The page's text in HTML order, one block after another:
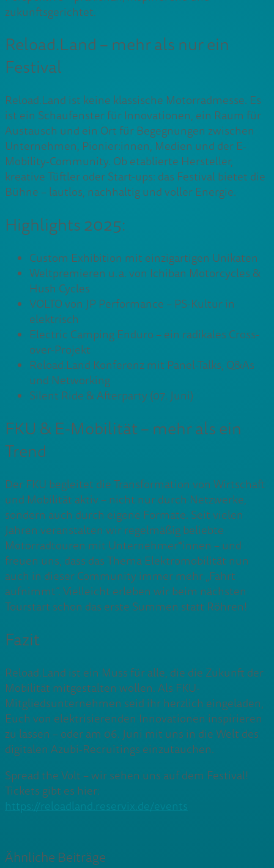
zukunftsgerichtet.
Reload.Land – mehr als nur ein
Festival
Reload.Land ist keine klassische Motorradmesse. Es
ist ein Schaufenster für Innovationen, ein Raum für
Austausch und ein Ort für Begegnungen zwischen
Unternehmen, Pionier:innen, Medien und der E-
Mobility-Community. Ob etablierte Hersteller,
kreative Tüftler oder Start-ups: das Festival bietet die
Bühne – lautlos, nachhaltig und voller Energie.
Highlights 2025:
Custom Exhibition mit einzigartigen Unikaten
Weltpremieren u. a. von Ichiban Motorcycles &
Hush Cycles
VOLTO von JP Performance – PS-Kultur in
elektrisch
Electric Camping Enduro – ein radikales Cross-
over-Projekt
Reload.Land Konferenz mit Panel-Talks, Q&As
und Networking
Silent Ride & Afterparty (07. Juni)
FKU & E-Mobilität – mehr als ein
Trend
Der FKU begleitet die Transformation von Wirtschaft
und Mobilität aktiv – nicht nur durch Netzwerke,
sondern auch durch eigene Formate. Seit vielen
Jahren veranstalten wir regelmäßig beliebte
Motorradtouren mit Unternehmer*innen – und
freuen uns, dass das Thema Elektromobilität nun
auch in dieser Community immer mehr „Fahrt
aufnimmt“. Vielleicht erleben wir beim nächsten
Tourstart schon das erste Summen statt Röhren!
Fazit
Reload.Land ist ein Muss für alle, die die Zukunft der
Mobilität mitgestalten wollen. Als FKU-
Mitgliedsunternehmen seid ihr herzlich eingeladen,
Euch von elektrisierenden Innovationen inspirieren
zu lassen – oder am 06. Juni mit uns in die Welt des
digitalen Azubi-Recruitings einzutauchen.
Spread the Volt – wir sehen uns auf dem Festival!
Tickets gibt es hier:
https://reloadland.reservix.de/events
Ähnliche Beiträge